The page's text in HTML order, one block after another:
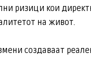
ризици кои
на живот.
создаваат